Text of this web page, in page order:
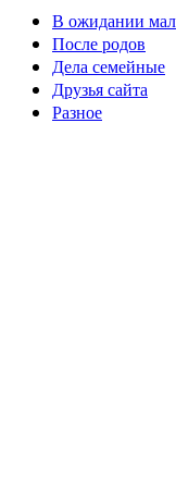
В ожидании
После родов
Дела семейные
Друзья сайта
Разное